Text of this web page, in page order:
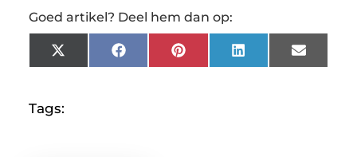
Goed artikel? Deel hem dan op:
X
(Twitter)
FacebookPinterestLinkedInEmail
Tags: